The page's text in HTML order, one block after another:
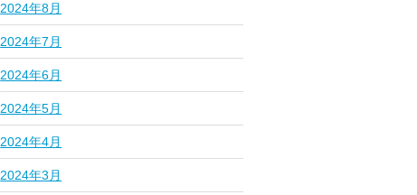
2024年8月
2024年7月
2024年6月
2024年5月
2024年4月
2024年3月